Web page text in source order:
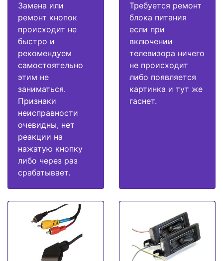
Замена или
ремонт кнопок
происходит не
быстро и
рекомендуем
самостоятельно
этим не
заниматься.
Признаки
неисправности
очевидны, нет
реакции на
нажатую кнопку
либо через раз
срабатывает.
Требуется ремонт
блока питания
если при
включении
телевизора ничего
не происходит
либо появляется
картинка и тут же
гаснет.